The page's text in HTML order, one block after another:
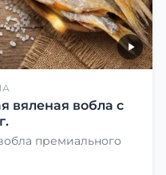
вяленая вобла с
премиального